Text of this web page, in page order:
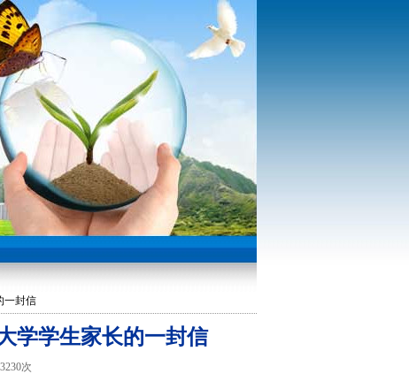
一封信
学学生家长的一封信
次